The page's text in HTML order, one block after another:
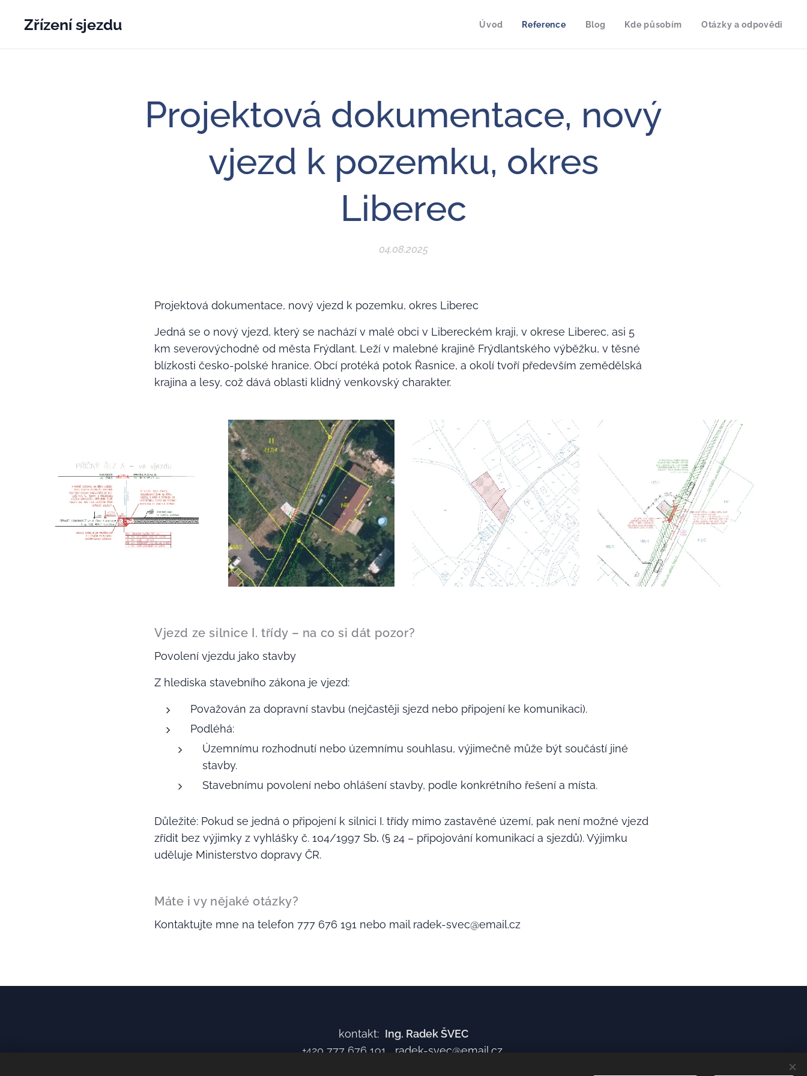
Zřízení sjezdu Úvod Reference Blog Kde působím Otázky a odpovědi
Projektová dokumentace, nový
vjezd k pozemku, okres
Liberec
04.08.2025
Projektová dokumentace, nový vjezd k pozemku, okres Liberec
Jedná se o nový vjezd, který se nachází v malé obci v Libereckém kraji, v okrese Liberec, asi 5
km severovýchodně od města Frýdlant. Leží v malebné krajině Frýdlantského výběžku, v těsné
blízkosti česko-polské hranice. Obcí protéká potok Řasnice, a okolí tvoří především zemědělská
krajina a lesy, což dává oblasti klidný venkovský charakter.
Vjezd ze silnice I. třídy – na co si dát pozor?
Povolení vjezdu jako stavby
Z hlediska stavebního zákona je vjezd:
Považován za dopravní stavbu (nejčastěji sjezd nebo připojení ke komunikaci).
Podléhá:
Územnímu rozhodnutí nebo územnímu souhlasu, výjimečně může být součástí jiné
stavby.
Stavebnímu povolení nebo ohlášení stavby, podle konkrétního řešení a místa.
Důležité: Pokud se jedná o připojení k silnici I. třídy mimo zastavěné území, pak není možné vjezd
zřídit bez výjimky z vyhlášky č. 104/1997 Sb. (§ 24 – připojování komunikací a sjezdů). Výjimku
uděluje Ministerstvo dopravy ČR.
Máte i vy nějaké otázky?
Kontaktujte mne na telefon 777 676 191 nebo mail radek-svec@email.cz
kontakt: Ing. Radek ŠVEC
+420 777 676 191 radek-svec@email.cz